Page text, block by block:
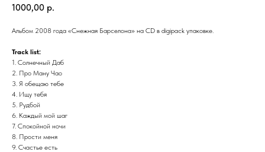
1000,00 р.
Альбом 2008 года «Снежная Барселона» на CD в digipack упаковке.
Track list:
1. Солнечный Даб
2. Про Ману Чао
3. Я обещаю тебе
4. Ищу тебя
5. Рудбой
6. Каждый мой шаг
7. Спокойной ночи
8. Прости меня
9. Счастье есть